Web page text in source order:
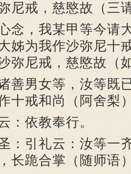
尼戒，慈愍故（三
，我某甲等今请
姊为我作沙弥尼十
弥尼戒，慈愍故（
男女等，汝等既
十戒和尚（阿舍梨
依教奉行。
引礼云：汝等一
长跪合掌（随师语